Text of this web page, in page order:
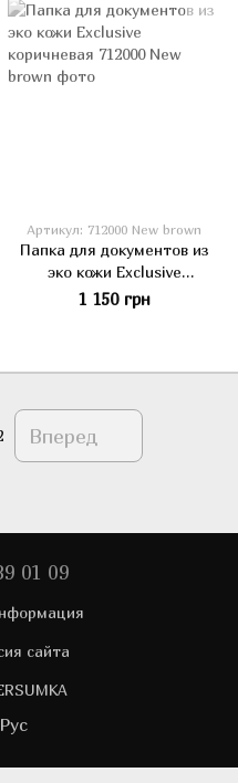
Артикул: 712000 New brown
Папка для документов из
эко кожи Exclusive
коричневая
1 150 грн
Вперед
01 09
сайта
Рус